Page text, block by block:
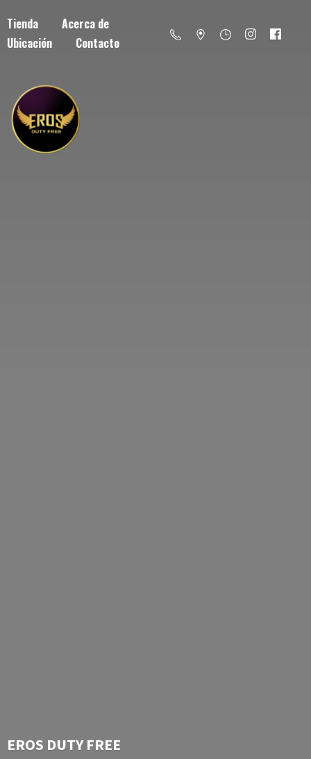
Tienda
Acerca de
Ubicación
Contacto
EROS DUTY FREE